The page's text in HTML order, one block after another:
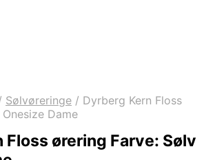
Sølvøreringe / Dyrberg Kern Floss
Dame
Floss ørering Farve: Sølv